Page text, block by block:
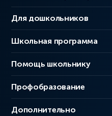
Для дошкольников
Школьная программа
Помощь школьнику
Профобразование
Дополнительно